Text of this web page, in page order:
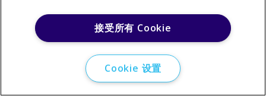
接受所有 Cookie
Cookie 设置